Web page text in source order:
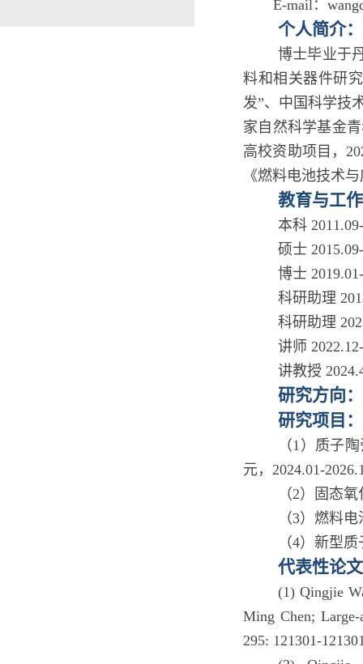
E-mail：
个人简介：
博士毕业于
料和相关器件研
发”、中国科学技
家自然科学基金
高校资助项目，
《燃料电池技术
教育与工
本科
硕士
博士
科研助理
科研助理
讲师
讲教授
研究方向：
研究项目：
（1）质子
元，2024.01-
（2）固态
（3）燃料
（4）新型
代表性论
(1) Qingjie
Ming Chen;
295: 121301-